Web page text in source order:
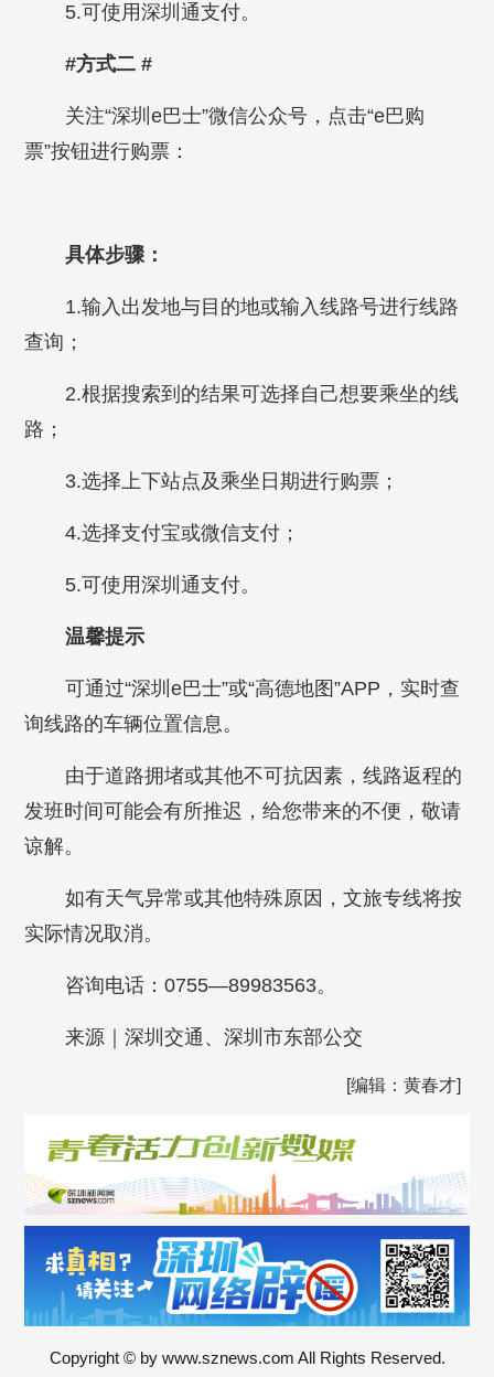
5.可使用深圳通支付。
#方式二 #
关注“深圳e巴士”微信公众号，点击“e巴购
票”按钮进行购票：
具体步骤：
1.输入出发地与目的地或输入线路号进行线路
查询；
2.根据搜索到的结果可选择自己想要乘坐的线
路；
3.选择上下站点及乘坐日期进行购票；
4.选择支付宝或微信支付；
5.可使用深圳通支付。
温馨提示
可通过“深圳e巴士”或“高德地图”APP，实时查
询线路的车辆位置信息。
由于道路拥堵或其他不可抗因素，线路返程的
发班时间可能会有所推迟，给您带来的不便，敬请
谅解。
如有天气异常或其他特殊原因，文旅专线将按
实际情况取消。
咨询电话：0755—89983563。
来源｜深圳交通、深圳市东部公交
[编辑：黄春才]
Copyright © by www.sznews.com All Rights Reserved.